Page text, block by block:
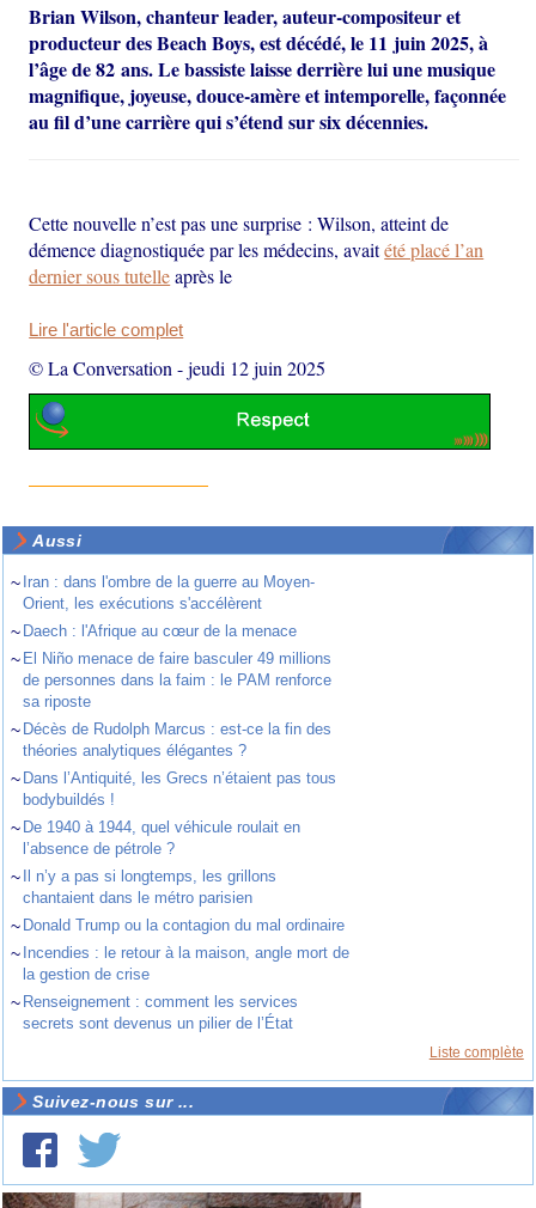
Brian Wilson, chanteur leader, auteur-compositeur et
producteur des Beach Boys, est décédé, le 11 juin 2025, à
l’âge de 82 ans. Le bassiste laisse derrière lui une musique
magnifique, joyeuse, douce-amère et intemporelle, façonnée
au fil d’une carrière qui s’étend sur six décennies.
Cette nouvelle n’est pas une surprise : Wilson, atteint de
démence diagnostiquée par les médecins, avaitété placé l’an
dernier sous tutelleaprès le
Lire l'article complet
© La Conversation -jeudi 12 juin 2025
Aussi
~ Iran : dans l'ombre de la guerre au Moyen-
Orient, les exécutions s'accélèrent
~ Daech : l'Afrique au cœur de la menace
~ El Niño menace de faire basculer 49 millions
de personnes dans la faim : le PAM renforce
sa riposte
~ Décès de Rudolph Marcus : est-ce la fin des
théories analytiques élégantes ?
~ Dans l’Antiquité, les Grecs n’étaient pas tous
bodybuildés !
~ De 1940 à 1944, quel véhicule roulait en
l’absence de pétrole ?
~
Il n’y a pas si longtemps, les grillons
chantaient dans le métro parisien
~ Donald Trump ou la contagion du mal ordinaire
~ Incendies : le retour à la maison, angle mort de
la gestion de crise
~ Renseignement : comment les services
secrets sont devenus un pilier de l’État
Liste complète
Suivez-nous sur ...